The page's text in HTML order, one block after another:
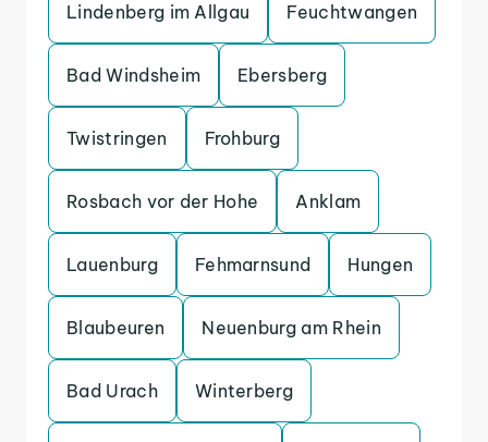
Lindenberg im Allgau Feuchtwangen
Bad Windsheim Ebersberg
Twistringen Frohburg
Rosbach vor der Hohe Anklam
Lauenburg Fehmarnsund Hungen
Blaubeuren Neuenburg am Rhein
Bad Urach Winterberg